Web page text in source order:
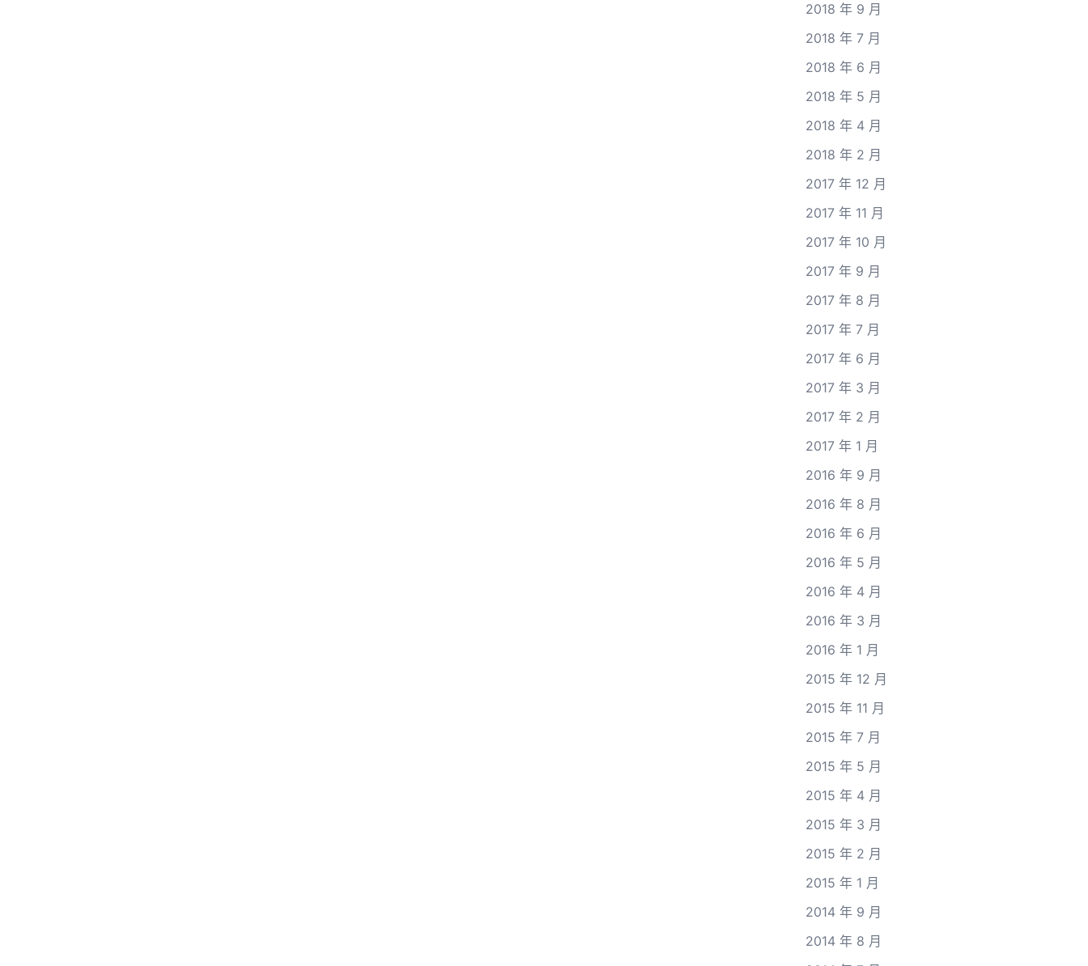
2018 年 9 月
2018 年 7 月
2018 年 6 月
2018 年 5 月
2018 年 4 月
2018 年 2 月
2017 年 12 月
2017 年 11 月
2017 年 10 月
2017 年 9 月
2017 年 8 月
2017 年 7 月
2017 年 6 月
2017 年 3 月
2017 年 2 月
2017 年 1 月
2016 年 9 月
2016 年 8 月
2016 年 6 月
2016 年 5 月
2016 年 4 月
2016 年 3 月
2016 年 1 月
2015 年 12 月
2015 年 11 月
2015 年 7 月
2015 年 5 月
2015 年 4 月
2015 年 3 月
2015 年 2 月
2015 年 1 月
2014 年 9 月
2014 年 8 月